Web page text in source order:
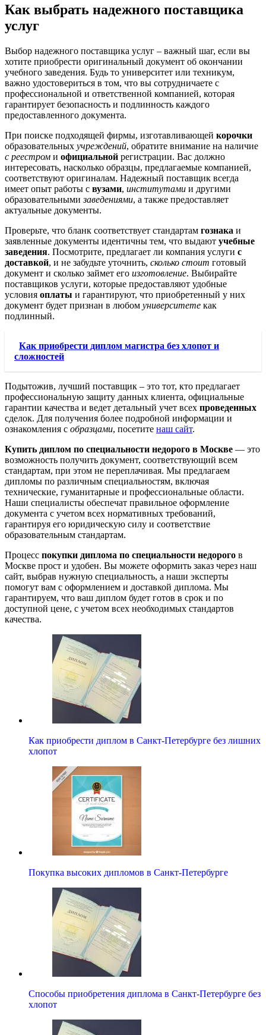
Как выбрать надежного поставщика
услуг
Выбор надежного поставщика услуг – важный шаг, если вы
хотите приобрести оригинальный документ об окончании
учебного заведения. Будь то университет или техникум,
важно удостовериться в том, что вы сотрудничаете с
профессиональной и ответственной компанией, которая
гарантирует безопасность и подлинность каждого
предоставленного документа.
При поиске подходящей фирмы, изготавливающей корочки
образовательных учреждений, обратите внимание на наличие
с реестром и официальной регистрации. Вас должно
интересовать, насколько образцы, предлагаемые компанией,
соответствуют оригиналам. Надежный поставщик всегда
имеет опыт работы с вузами, институтами и другими
образовательнымизаведениями, а также предоставляет
актуальные документы.
Проверьте, что бланк соответствует стандартам гознака и
заявленные документы идентичны тем, что выдают учебные
заведения. Посмотрите, предлагает ли компания услуги с
доставкой, и не забудьте уточнить, сколько стоит готовый
документ и сколько займет его изготовление. Выбирайте
поставщиков услуги, которые предоставляют удобные
условия оплаты и гарантируют, что приобретенный у них
документ будет признан в любом университете как
подлинный.
Как приобрести диплом магистра без хлопот и
сложностей
Подытожив, лучший поставщик – это тот, кто предлагает
профессиональную защиту данных клиента, официальные
гарантии качества и ведет детальный учет всех проведенных
сделок. Для получения более подробной информации и
ознакомления с образцами, посетите наш сайт.
Купить диплом по специальности недорого в Москве — это
возможность получить документ, соответствующий всем
стандартам, при этом не переплачивая. Мы предлагаем
дипломы по различным специальностям, включая
технические, гуманитарные и профессиональные области.
Наши специалисты обеспечат правильное оформление
документа с учетом всех нормативных требований,
гарантируя его юридическую силу и соответствие
образовательным стандартам.
Процесс покупки диплома по специальности недорого в
Москве прост и удобен. Вы можете оформить заказ через наш
сайт, выбрав нужную специальность, а наши эксперты
помогут вам с оформлением и доставкой диплома. Мы
гарантируем, что ваш диплом будет готов в срок и по
доступной цене, с учетом всех необходимых стандартов
качества.
Как приобрести диплом в Санкт-Петербурге без лишних
хлопот
Покупка высоких дипломов в Санкт-Петербурге
Способы приобретения диплома в Санкт-Петербурге без
хлопот